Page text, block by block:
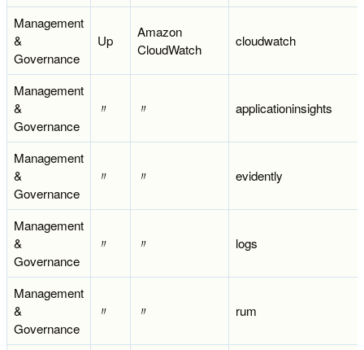
Management
&
Governance
Up
Amazon
CloudWatch
cloudwatch
Management
&
Governance
〃 〃 applicationinsights
Management
&
Governance
〃 〃 evidently
Management
&
Governance
〃 〃 logs
Management
&
Governance
〃 〃 rum